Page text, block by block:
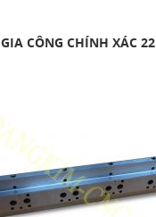
GIA CÔNG CHÍNH XÁC 22